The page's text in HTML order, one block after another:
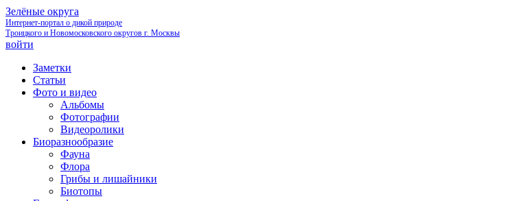
Зелёные округа
Интернет-портал о дикой природе
Троицкого и Новомосковского округов г. Москвы
войти
Заметки
Статьи
Фото и видео
Альбомы
Фотографии
Видеоролики
Биоразнообразие
Фауна
Флора
Грибы и лишайники
Биотопы